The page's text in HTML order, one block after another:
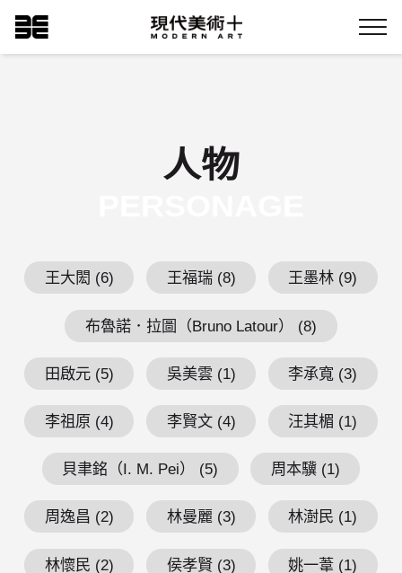
到
主
現代美術+Logo
Menu
人物
王大閎 (6) 王福瑞 (8) 王墨林 (9)
布魯諾．拉圖（Bruno Latour） (8)
田啟元 (5) 吳美雲 (1) 李承寬 (3)
李祖原 (4) 李賢文 (4) 汪其楣 (1)
貝聿銘（I. M. Pei） (5) 周本驥 (1)
周逸昌 (2) 林曼麗 (3) 林澍民 (1)
林懷民 (2) 侯孝賢 (3) 姚一葦 (1)